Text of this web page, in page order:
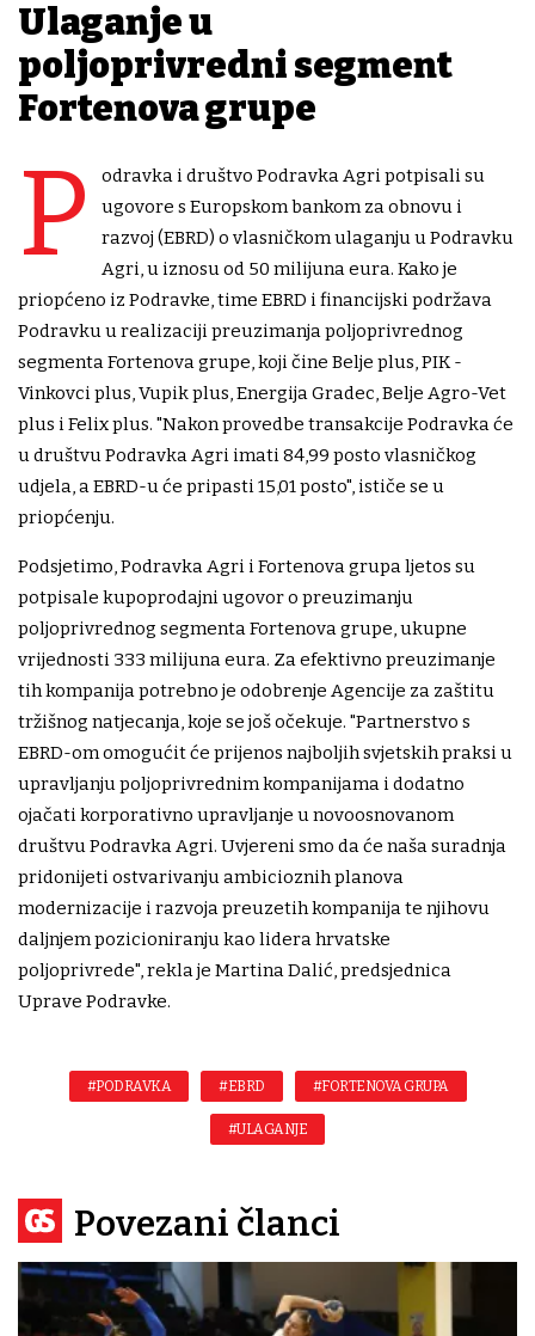
Ulaganje u
poljoprivredni segment
Fortenova grupe
P
odravka i društvo Podravka Agri potpisali su
ugovore s Europskom bankom za obnovu i
razvoj (EBRD) o vlasničkom ulaganju u Podravku
Agri, u iznosu od 50 milijuna eura. Kako je
priopćeno iz Podravke, time EBRD i financijski podržava
Podravku u realizaciji preuzimanja poljoprivrednog
segmenta Fortenova grupe, koji čine Belje plus, PIK -
Vinkovci plus, Vupik plus, Energija Gradec, Belje Agro-Vet
plus i Felix plus. "Nakon provedbe transakcije Podravka će
u društvu Podravka Agri imati 84,99 posto vlasničkog
udjela, a EBRD-u će pripasti 15,01 posto", ističe se u
priopćenju.
Podsjetimo, Podravka Agri i Fortenova grupa ljetos su
potpisale kupoprodajni ugovor o preuzimanju
poljoprivrednog segmenta Fortenova grupe, ukupne
vrijednosti 333 milijuna eura. Za efektivno preuzimanje
tih kompanija potrebno je odobrenje Agencije za zaštitu
tržišnog natjecanja, koje se još očekuje. "Partnerstvo s
EBRD-om omogućit će prijenos najboljih svjetskih praksi u
upravljanju poljoprivrednim kompanijama i dodatno
ojačati korporativno upravljanje u novoosnovanom
društvu Podravka Agri. Uvjereni smo da će naša suradnja
pridonijeti ostvarivanju ambicioznih planova
modernizacije i razvoja preuzetih kompanija te njihovu
daljnjem pozicioniranju kao lidera hrvatske
poljoprivrede", rekla je Martina Dalić, predsjednica
Uprave Podravke.
#PODRAVKA #EBRD #FORTENOVA GRUPA
#ULAGANJE
Povezani članci